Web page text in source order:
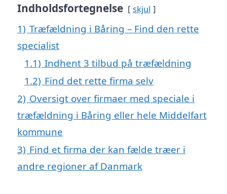
Indholdsfortegnelse skjul
1) Træfældning i Båring – Find den rette
specialist
1.1) Indhent 3 tilbud på træfældning
1.2) Find det rette firma selv
2) Oversigt over firmaer med speciale i
træfældning i Båring eller hele Middelfart
kommune
3) Find et firma der kan fælde træer i
andre regioner af Danmark